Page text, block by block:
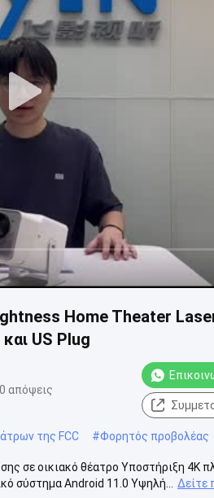
Home Theater
US Plug
απόψεις
της FCC #Φορητός προβολέας
σε οικιακό θέατρο Υποστήριξη 4K
σύστημα Android 11.0 Υψηλή...
Δείτε